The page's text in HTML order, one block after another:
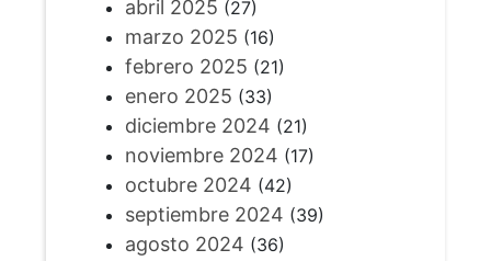
abril 2025 (27)
marzo 2025 (16)
febrero 2025 (21)
enero 2025 (33)
diciembre 2024 (21)
noviembre 2024 (17)
octubre 2024 (42)
septiembre 2024 (39)
agosto 2024 (36)